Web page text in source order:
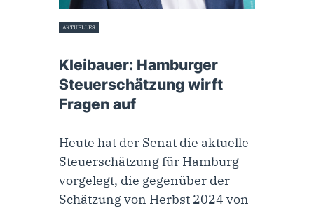
AKTUELLES
Kleibauer: Hamburger
Steuerschätzung wirft
Fragen auf
Heute hat der Senat die aktuelle
Steuerschätzung für Hamburg
vorgelegt, die gegenüber der
Schätzung von Herbst 2024 von